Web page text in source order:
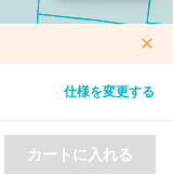
仕様を変更する
カートに入れる